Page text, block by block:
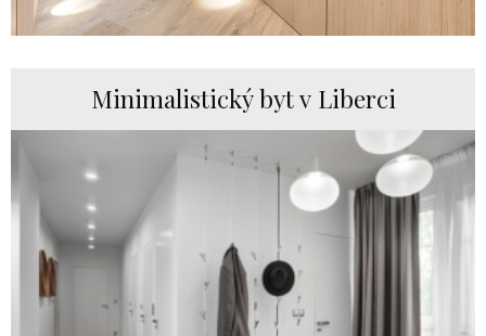
Minimalistický byt v Liberci